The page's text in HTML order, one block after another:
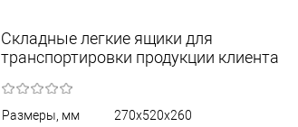
Складные легкие ящики для
транспортировки продукции клиента
Размеры, мм
270х520х260